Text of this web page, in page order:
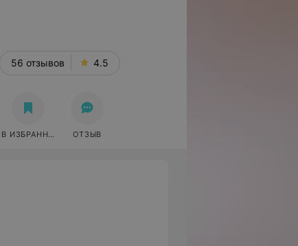
56 отзывов 4.5
В ИЗБРАННОЕ ОТЗЫВ